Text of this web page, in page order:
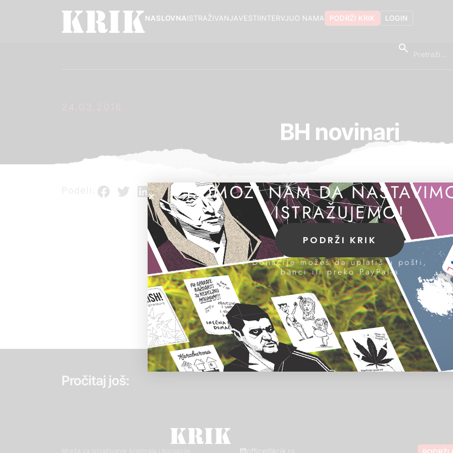
LOGIN
PODRŽI KRIK
O NAMA
INTERVJU
VESTI
ISTRAŽIVANJA
NASLOVNA
24.03.2016.
BH novinari
Podeli:
Pročitaj još:
Mreža za istraživanje kriminala i korupcije office@krik.rs
POMOZI NAM DA
ISTRAŽUJEMO!
PODRŽI KRIK
Donacije možeš da uplatiš u pošti,
banci ili preko PayPal-a